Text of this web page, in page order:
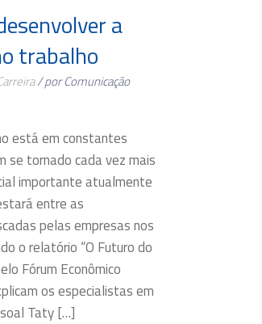
a
trabalho
/ por Comunicação
está em constantes
se tornado cada vez mais
importante atualmente
entre as
pelas empresas nos
o relatório “O Futuro do
Fórum Econômico
os especialistas em
Taty […]